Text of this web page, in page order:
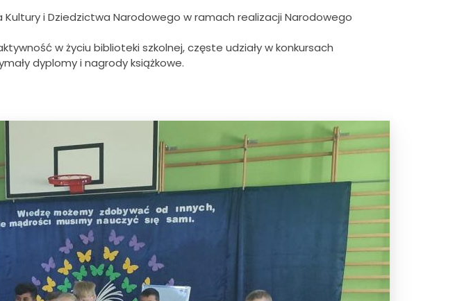
i Dziedzictwa Narodowego w ramach realizacji Narodowego
w życiu biblioteki szkolnej, częste udziały w konkursach
dyplomy i nagrody książkowe.